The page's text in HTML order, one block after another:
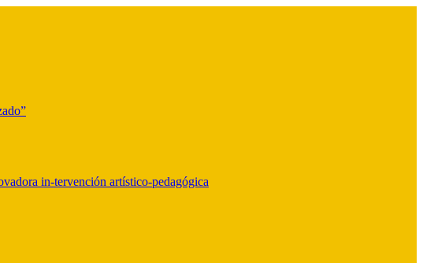
in-tervención artístico-pedagógica